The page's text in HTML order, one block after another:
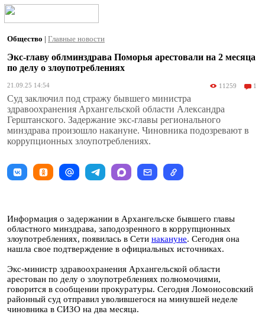
Общество | Главные новости
Экс-главу облминздрава Поморья арестовали на 2 месяца
по делу о злоупотреблениях
21.09.25 14:54 11259 1
Суд заключил под стражу бывшего министра
здравоохранения Архангельской области Александра
Герштанского. Задержание экс-главы регионального
минздрава произошло накануне. Чиновника подозревают в
коррупционных злоупотреблениях.
Информация о задержании в Архангельске бывшего главы
областного минздрава, заподозренного в коррупционных
злоупотреблениях, появилась в Сети накануне. Сегодня она
нашла свое подтверждение в официальных источниках.
Экс-министр здравоохранения Архангельской области
арестован по делу о злоупотреблениях полномочиями,
говорится в сообщении прокуратуры. Сегодня Ломоносовский
районный суд отправил уволившегося на минувшей неделе
чиновника в СИЗО на два месяца.